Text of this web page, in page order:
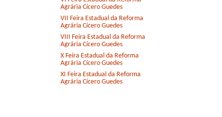
Agrária Cícero Guedes
VII Feira Estadual da Reforma
Agrária Cícero Guedes
VIII Feira Estadual da Reforma
Agrária Cícero Guedes
X Feira Estadual da Reforma
Agrária Cícero Guedes
XI Feira Estadual da Reforma
Agrária Cícero Guedes